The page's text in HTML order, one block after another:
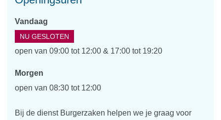
Vandaag
NU GESLOTEN
open van 09:00 tot 12:00 & 17:00 tot 19:20
Morgen
open van 08:30 tot 12:00
Bij de dienst Burgerzaken helpen we je graag voor